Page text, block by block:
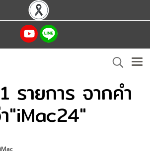
รายการ จากคำ
"iMac24"